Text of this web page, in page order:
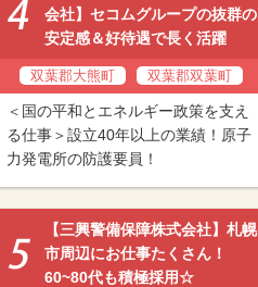
会社】セコムグループの抜群の
安定感＆好待遇で長く活躍
双葉郡大熊町 双葉郡双葉町
＜国の平和とエネルギー政策を支え
る仕事＞設立40年以上の業績！原子
力発電所の防護要員！
【三興警備保障株式会社】札幌
市周辺にお仕事たくさん！
60~80代も積極採用☆